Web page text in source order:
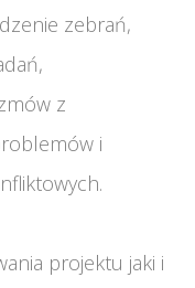
zebrań,
z
i
projektu jaki i